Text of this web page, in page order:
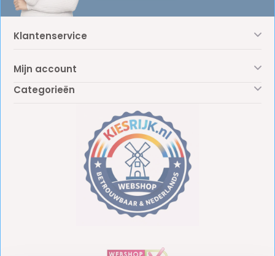
Klantenservice
Mijn account
Categorieën